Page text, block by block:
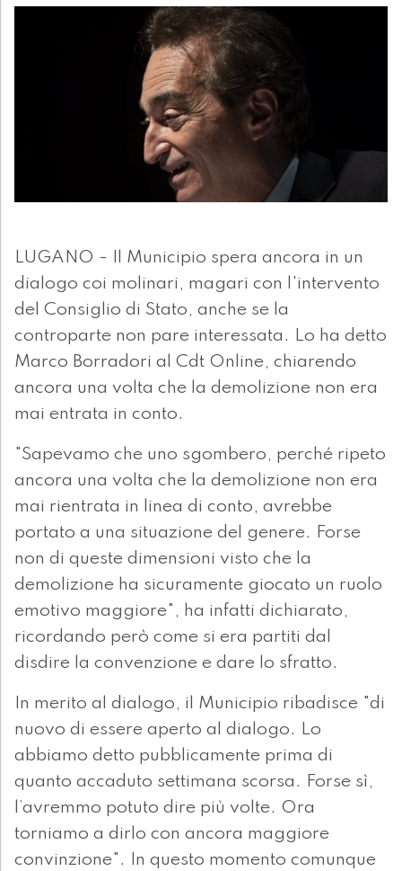
LUGANO - Il Municipio spera ancora in un
dialogo coi molinari, magari con l'intervento
del Consiglio di Stato, anche se la
controparte non pare interessata. Lo ha detto
Marco Borradori al Cdt Online, chiarendo
ancora una volta che la demolizione non era
mai entrata in conto.
"Sapevamo che uno sgombero, perché ripeto
ancora una volta che la demolizione non era
mai rientrata in linea di conto, avrebbe
portato a una situazione del genere. Forse
non di queste dimensioni visto che la
demolizione ha sicuramente giocato un ruolo
emotivo maggiore", ha infatti dichiarato,
ricordando però come si era partiti dal
disdire la convenzione e dare lo sfratto.
In merito al dialogo, il Municipio ribadisce "di
nuovo di essere aperto al dialogo. Lo
abbiamo detto pubblicamente prima di
quanto accaduto settimana scorsa. Forse sì,
l’avremmo potuto dire più volte. Ora
torniamo a dirlo con ancora maggiore
convinzione". In questo momento comunque